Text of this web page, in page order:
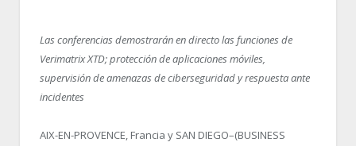
Las conferencias demostrarán en directo las funciones de
Verimatrix XTD; protección de aplicaciones móviles,
supervisión de amenazas de ciberseguridad y respuesta ante
incidentes
AIX-EN-PROVENCE, Francia y SAN DIEGO–(BUSINESS